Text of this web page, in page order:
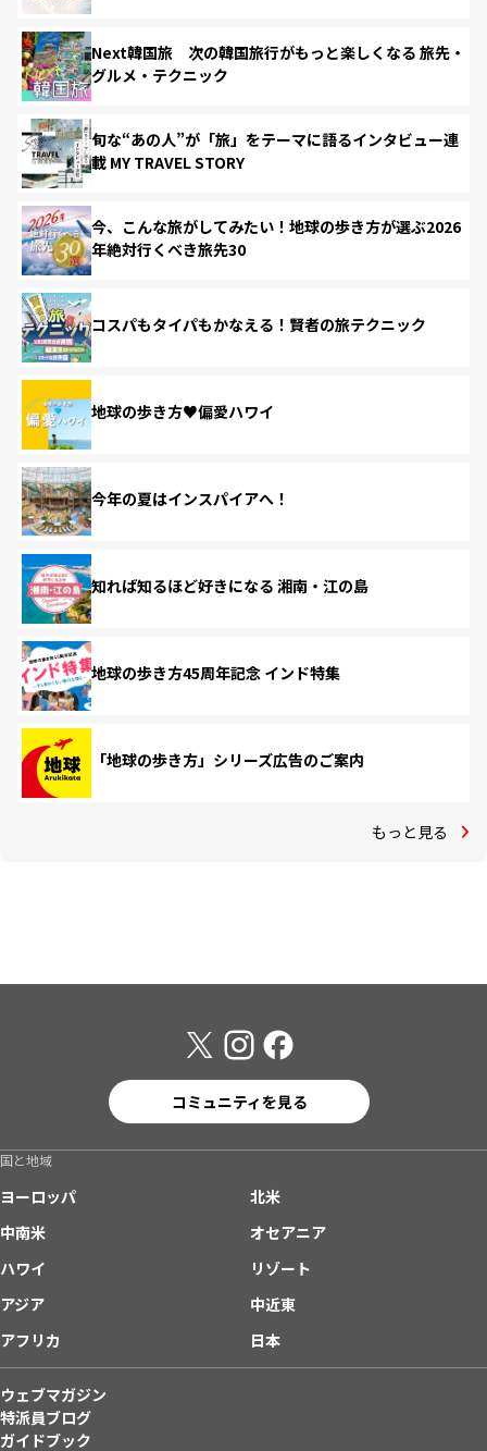
Next韓国旅 次の韓国旅行がもっと楽しくなる 旅先・
グルメ・テクニック
旬な“あの人”が「旅」をテーマに語るインタビュー連
載 MY TRAVEL STORY
今、こんな旅がしてみたい！地球の歩き方が選ぶ2026
年絶対行くべき旅先30
コスパもタイパもかなえる！賢者の旅テクニック
地球の歩き方♥偏愛ハワイ
今年の夏はインスパイアへ！
知れば知るほど好きになる 湘南・江の島
地球の歩き方45周年記念 インド特集
「地球の歩き方」シリーズ広告のご案内
もっと見る
コミュニティを見る
国と地域
ヨーロッパ
北米
中南米
オセアニア
ハワイ
リゾート
アジア
中近東
アフリカ
日本
ウェブマガジン
特派員ブログ
ガイドブック